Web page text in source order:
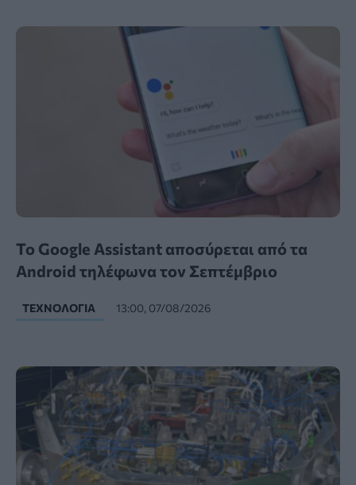
Το Google Assistant αποσύρεται από τα
Android τηλέφωνα τον Σεπτέμβριο
ΤΕΧΝΟΛΟΓΊΑ 13:00, 07/08/2026